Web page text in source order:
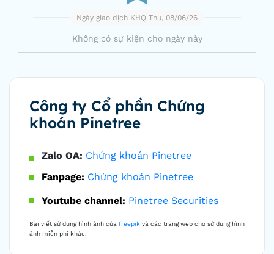
Ngày giao dịch KHQ Thu, 08/06/26
Không có sự kiện cho ngày này
Công ty Cổ phần Chứng
khoán Pinetree
Zalo OA: Chứng khoán Pinetree
Fanpage: Chứng khoán Pinetree
Youtube channel: Pinetree Securities
Bài viết sử dụng hình ảnh của freepik và các trang web cho sử dụng hình
ảnh miễn phí khác.